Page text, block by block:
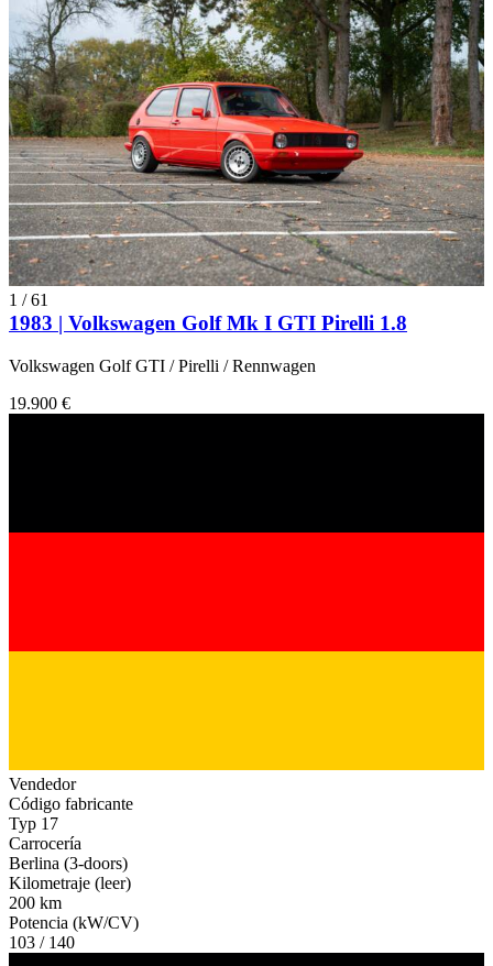
1 /61
1983 | Volkswagen Golf Mk I GTI Pirelli 1.8
Volkswagen Golf GTI / Pirelli / Rennwagen
19.900 €
Vendedor
Código fabricante
Typ 17
Carrocería
Berlina (3-doors)
Kilometraje (leer)
200 km
Potencia (kW/CV)
103 / 140